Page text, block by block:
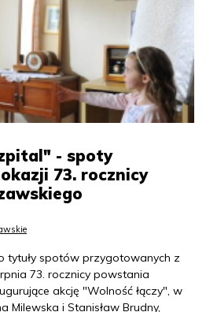
- spoty
73. rocznicy
tytuły spotów przygotowanych z
73. rocznicy powstania
akcję "Wolność łączy", w
Milewska i Stanisław Brudny,